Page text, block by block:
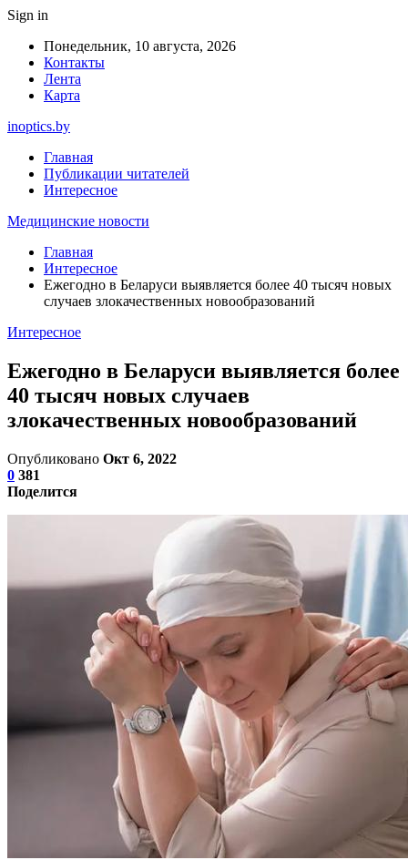
Sign in
Понедельник, 10 августа, 2026
Контакты
Лента
Карта
inoptics.by
Главная
Публикации читателей
Интересное
Медицинские новости
Главная
Интересное
Ежегодно в Беларуси выявляется более 40 тысяч новых
случаев злокачественных новообразований
Интересное
Ежегодно в Беларуси выявляется более
40 тысяч новых случаев
злокачественных новообразований
Опубликовано Окт 6, 2022
0 381
Поделится